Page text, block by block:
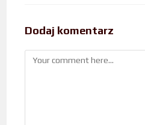
Dodaj komentarz